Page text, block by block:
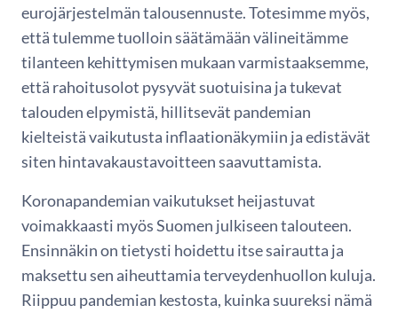
eurojärjestelmän talousennuste. Totesimme myös,
että tulemme tuolloin säätämään välineitämme
tilanteen kehittymisen mukaan varmistaaksemme,
että rahoitusolot pysyvät suotuisina ja tukevat
talouden elpymistä, hillitsevät pandemian
kielteistä vaikutusta inflaationäkymiin ja edistävät
siten hintavakaustavoitteen saavuttamista.
Koronapandemian vaikutukset heijastuvat
voimakkaasti myös Suomen julkiseen talouteen.
Ensinnäkin on tietysti hoidettu itse sairautta ja
maksettu sen aiheuttamia terveydenhuollon kuluja.
Riippuu pandemian kestosta, kuinka suureksi nämä